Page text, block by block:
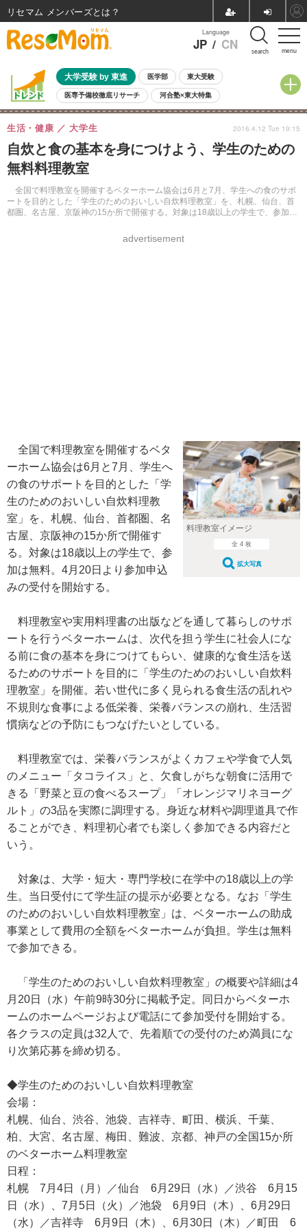
menu
Language
JP / CN search
大学受験 by 東進 医学部 東大受験
医専予備校徹底リサーチ 河合塾×東大特集
親子で考える大学選び 高校受験 中学受験 小学校受験
共通テスト 夏休み
8月開催イベント・WS 全国公立高校 過去問 人気記事
自由研究教材（小学生向け）
自炊と食の基本を身につけよう、学生のための
無料料理教室
全国で料理教室を開催するベターホーム協会は6月と7月、学生への食のサポ
ートを目的とした「学生のためのおいしい自炊料理教室」を、札幌、仙台、首
都圏、名古屋、京阪神の15か所で開催する。対象は18歳以上の学生で、参加は
生活・健康 大学生
advertisement
2016.4.12 Tue 19:15
料理教室イメージ
全 4 枚
拡大写真
全国で料理教室を開催するベタ
ーホーム協会は6月と7月、学生へ
の食のサポートを目的とした「学
生のためのおいしい自炊料理教
室」を、札幌、仙台、首都圏、名
古屋、京阪神の15か所で開催す
る。対象は18歳以上の学生で、参
加は無料。4月20日より参加申込
みの受付を開始する。
料理教室や実用料理書の出版などを通して暮らしのサポ
ートを行うベターホームは、次代を担う学生に社会人にな
る前に食の基本を身につけてもらい、健康的な食生活を送
るためのサポートを目的に「学生のためのおいしい自炊料
理教室」を開催。若い世代に多く見られる食生活の乱れや
不規則な食事による低栄養、栄養バランスの崩れ、生活習
慣病などの予防にもつなげたいとしている。
料理教室では、栄養バランスがよくカフェや学食で人気
のメニュー「タコライス」と、欠食しがちな朝食に活用で
きる「野菜と豆の食べるスープ」「オレンジマリネヨーグ
ルト」の3品を実際に調理する。身近な材料や調理道具で作
ることができ、料理初心者でも楽しく参加できる内容だと
いう。
対象は、大学・短大・専門学校に在学中の18歳以上の学
生。当日受付にて学生証の提示が必要となる。なお「学生
のためのおいしい自炊料理教室」は、ベターホームの助成
事業として費用の全額をベターホームが負担。学生は無料
で参加できる。
「学生のためのおいしい自炊料理教室」の概要や詳細は4
月20日（水）午前9時30分に掲載予定。同日からベターホ
ームのホームページおよび電話にて参加受付を開始する。
各クラスの定員は32人で、先着順での受付のため満員にな
り次第応募を締め切る。
◆学生のためのおいしい自炊料理教室
会場：
札幌、仙台、渋谷、池袋、吉祥寺、町田、横浜、千葉、
柏、大宮、名古屋、梅田、難波、京都、神戸の全国15か所
のベターホーム料理教室
日程：
札幌 7月4日（月）／仙台 6月29日（水）／渋谷 6月15
日（水）、7月5日（火）／池袋 6月9日（木）、6月29日
（水）／吉祥寺 6月9日（木）、6月30日（木）／町田 6
リセマム メンバーズ